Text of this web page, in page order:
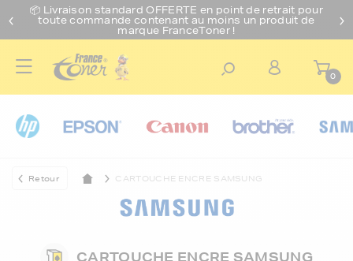
📦 Livraison standard OFFERTE en point de retrait pour
toute commande contenant au moins un produit de
marque FranceToner !
0
Retour CARTOUCHE ENCRE SAMSUNG
CARTOUCHE ENCRE SAMSUNG